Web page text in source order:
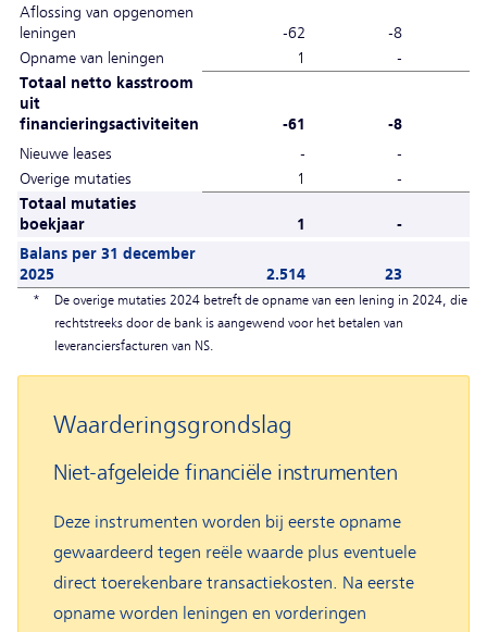
Aflossing van opgenomen
leningen
-62 -8
Opname van leningen
1 -
Totaal netto kasstroom
uit
financieringsactiviteiten
-61 -8
Nieuwe leases
- -
Overige mutaties
1 -
Totaal mutaties
boekjaar
1 -
Balans per 31 december
2025
2.514 23
*
De overige mutaties 2024 betreft de opname van een lening in 2024, die
rechtstreeks door de bank is aangewend voor het betalen van
leveranciersfacturen van NS.
Waarderingsgrondslag
Niet-afgeleide financiële instrumenten
Deze instrumenten worden bij eerste opname
gewaardeerd tegen reële waarde plus eventuele
direct toerekenbare transactiekosten. Na eerste
opname worden leningen en vorderingen